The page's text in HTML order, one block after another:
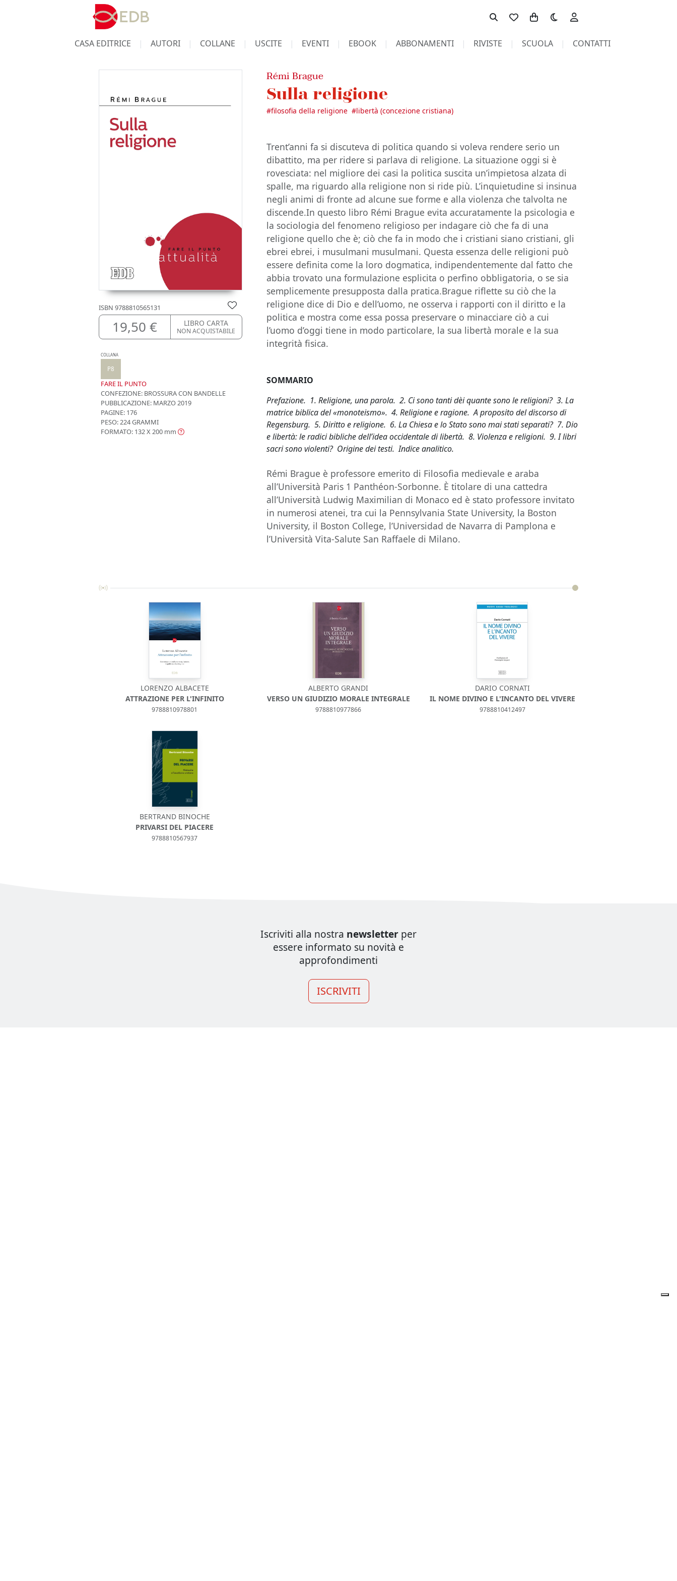
Toggle theme
CASA EDITRICE AUTORI COLLANE USCITE EVENTI EBOOK ABBONAMENTI RIVISTE SCUOLA CONTATTI
ISBN 9788810565131
19,50 € LIBRO CARTA
NON ACQUISTABILE
COLLANA
P8
FARE IL PUNTO
CONFEZIONE: BROSSURA CON BANDELLE
PUBBLICAZIONE: MARZO 2019
PAGINE: 176
PESO: 224 GRAMMI
FORMATO: 132 X 200 mm
Rémi Brague
Sulla religione
#filosofia della religione #libertà (concezione cristiana)
Trent’anni fa si discuteva di politica quando si voleva rendere serio un
dibattito, ma per ridere si parlava di religione. La situazione oggi si è
rovesciata: nel migliore dei casi la politica suscita un’impietosa alzata di
spalle, ma riguardo alla religione non si ride più. L’inquietudine si insinua
negli animi di fronte ad alcune sue forme e alla violenza che talvolta ne
discende.In questo libro Rémi Brague evita accuratamente la psicologia e
la sociologia del fenomeno religioso per indagare ciò che fa di una
religione quello che è; ciò che fa in modo che i cristiani siano cristiani, gli
ebrei ebrei, i musulmani musulmani. Questa essenza delle religioni può
essere definita come la loro dogmatica, indipendentemente dal fatto che
abbia trovato una formulazione esplicita o perfino obbligatoria, o se sia
semplicemente presupposta dalla pratica.Brague riflette su ciò che la
religione dice di Dio e dell’uomo, ne osserva i rapporti con il diritto e la
politica e mostra come essa possa preservare o minacciare ciò a cui
l’uomo d’oggi tiene in modo particolare, la sua libertà morale e la sua
integrità fisica.
SOMMARIO
Prefazione. 1. Religione, una parola. 2. Ci sono tanti dèi quante sono le religioni? 3. La
matrice biblica del «monoteismo». 4. Religione e ragione. A proposito del discorso di
Regensburg. 5. Diritto e religione. 6. La Chiesa e lo Stato sono mai stati separati? 7. Dio
e libertà: le radici bibliche dell’idea occidentale di libertà. 8. Violenza e religioni. 9. I libri
sacri sono violenti? Origine dei testi. Indice analitico.
Rémi Brague è professore emerito di Filosofia medievale e araba
all’Università Paris 1 Panthéon-Sorbonne. È titolare di una cattedra
all’Università Ludwig Maximilian di Monaco ed è stato professore invitato
in numerosi atenei, tra cui la Pennsylvania State University, la Boston
University, il Boston College, l’Universidad de Navarra di Pamplona e
l’Università Vita-Salute San Raffaele di Milano.
LORENZO ALBACETE
ATTRAZIONE PER L'INFINITO
9788810978801
ALBERTO GRANDI
VERSO UN GIUDIZIO MORALE INTEGRALE
9788810977866
DARIO CORNATI
IL NOME DIVINO E L'INCANTO DEL VIVERE
9788810412497
BERTRAND BINOCHE
PRIVARSI DEL PIACERE
9788810567937
Iscriviti alla nostra newsletter per
essere informato su novità e
approfondimenti
ISCRIVITI